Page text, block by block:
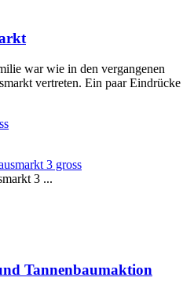
war wie in den vergangenen
vertreten. Ein paar Eindrücke
3 ...
Tannenbaumaktion